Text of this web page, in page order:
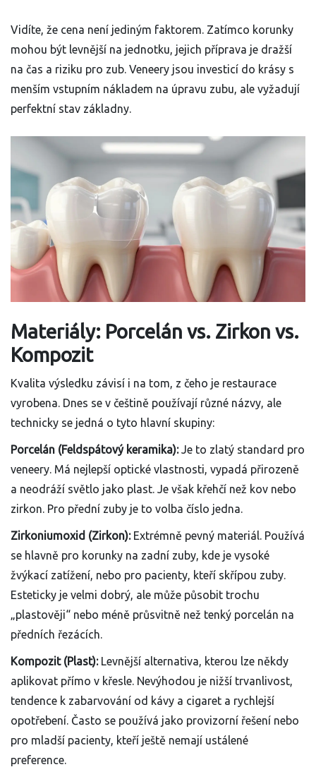
Vidíte, že cena není jediným faktorem. Zatímco korunky
mohou být levnější na jednotku, jejich příprava je dražší
na čas a riziku pro zub. Veneery jsou investicí do krásy s
menším vstupním nákladem na úpravu zubu, ale vyžadují
perfektní stav základny.
Materiály: Porcelán vs. Zirkon vs.
Kompozit
Kvalita výsledku závisí i na tom, z čeho je restaurace
vyrobena. Dnes se v češtině používají různé názvy, ale
technicky se jedná o tyto hlavní skupiny:
Porcelán (Feldspátový keramika):Je to zlatý standard pro
veneery. Má nejlepší optické vlastnosti, vypadá přirozeně
a neodráží světlo jako plast. Je však křehčí než kov nebo
zirkon. Pro přední zuby je to volba číslo jedna.
Zirkoniumoxid (Zirkon):Extrémně pevný materiál. Používá
se hlavně pro korunky na zadní zuby, kde je vysoké
žvýkací zatížení, nebo pro pacienty, kteří skřípou zuby.
Esteticky je velmi dobrý, ale může působit trochu
„plastověji“ nebo méně průsvitně než tenký porcelán na
předních řezácích.
Kompozit (Plast):Levnější alternativa, kterou lze někdy
aplikovat přímo v křesle. Nevýhodou je nižší trvanlivost,
tendence k zabarvování od kávy a cigaret a rychlejší
opotřebení. Často se používá jako provizorní řešení nebo
pro mladší pacienty, kteří ještě nemají ustálené
preference.